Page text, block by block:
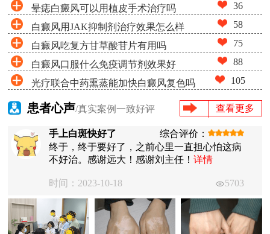
晕痣白癜风可以用植皮手术治疗吗 36
白癜风用JAK抑制剂治疗效果怎么样 58
白癜风吃复方甘草酸苷片有用吗 75
白癜风口服什么免疫调节剂效果好 88
光疗联合中药熏蒸能加快白癜风复色吗 105
患者心声/真实案例一致好评 查看更多
手上白斑快好了
综合评价：
终于，终于要好了，之前心里一直担心怕这病
不好治。感谢远大！感谢刘主任！详情
时间：2023-10-18 5703